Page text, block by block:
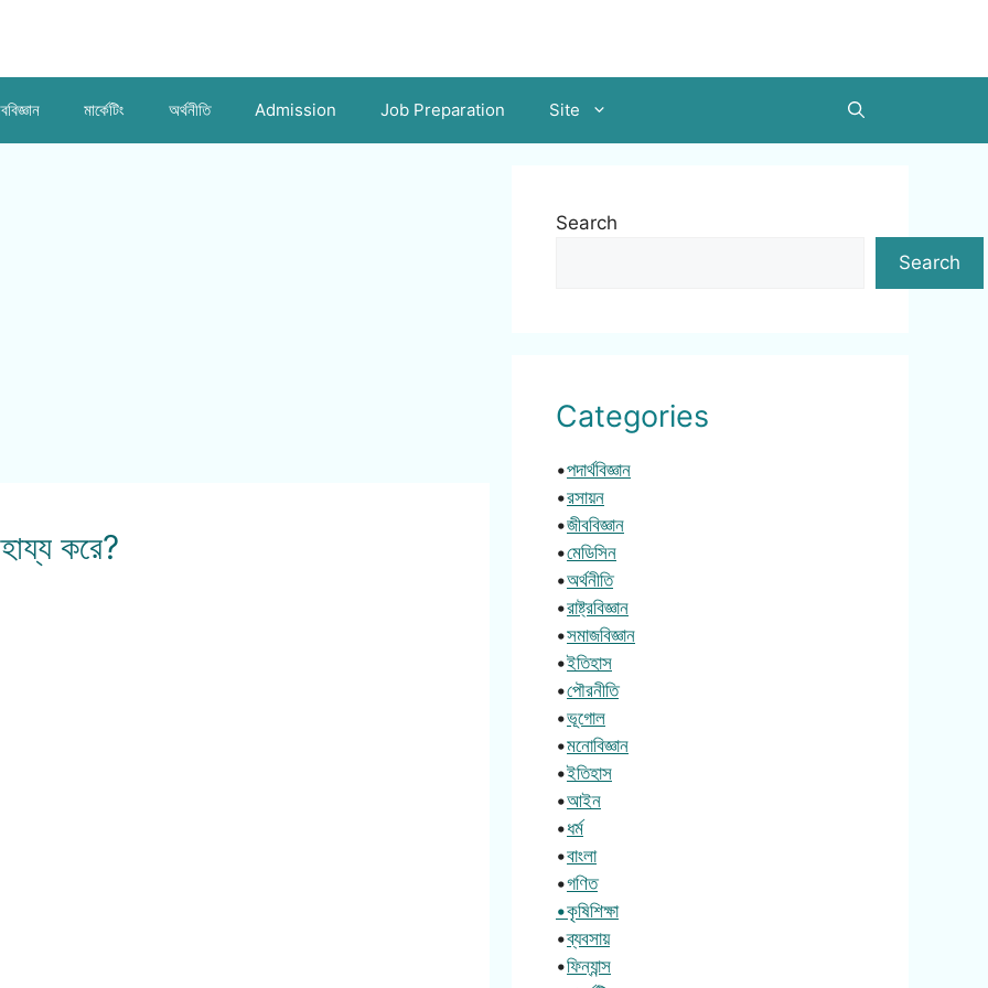
মার্কেটিং অর্থনীতি Admission Job Preparation Site
করে?
Search
Search
Categories
•পদার্থবিজ্ঞান
•রসায়ন
•জীববিজ্ঞান
•মেডিসিন
•অর্থনীতি
•রাষ্ট্রবিজ্ঞান
•সমাজবিজ্ঞান
•ইতিহাস
•পৌরনীতি
•ভূগোল
•মনোবিজ্ঞান
•ইতিহাস
•আইন
•ধর্ম
•বাংলা
•গণিত
•কৃষিশিক্ষা
•ব্যবসায়
•ফিন্যান্স